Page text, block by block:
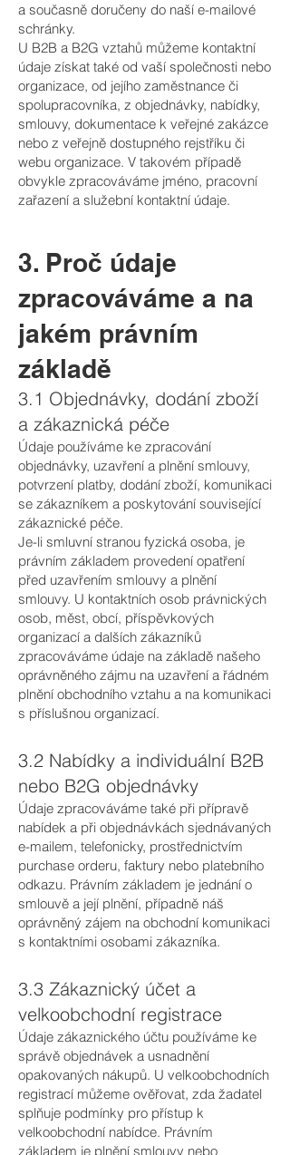
a současně doručeny do naší e-mailové
schránky.
U B2B a B2G vztahů můžeme kontaktní
údaje získat také od vaší společnosti nebo
organizace, od jejího zaměstnance či
spolupracovníka, z objednávky, nabídky,
smlouvy, dokumentace k veřejné zakázce
nebo z veřejně dostupného rejstříku či
webu organizace. V takovém případě
obvykle zpracováváme jméno, pracovní
zařazení a služební kontaktní údaje.
3. Proč údaje
zpracováváme a na
jakém právním
základě
3.1 Objednávky, dodání zboží
a zákaznická péče
Údaje používáme ke zpracování
objednávky, uzavření a plnění smlouvy,
potvrzení platby, dodání zboží, komunikaci
se zákazníkem a poskytování související
zákaznické péče.
Je-li smluvní stranou fyzická osoba, je
právním základem provedení opatření
před uzavřením smlouvy a plnění
smlouvy. U kontaktních osob právnických
osob, měst, obcí, příspěvkových
organizací a dalších zákazníků
zpracováváme údaje na základě našeho
oprávněného zájmu na uzavření a řádném
plnění obchodního vztahu a na komunikaci
s příslušnou organizací.
3.2 Nabídky a individuální B2B
nebo B2G objednávky
Údaje zpracováváme také při přípravě
nabídek a při objednávkách sjednávaných
e-mailem, telefonicky, prostřednictvím
purchase orderu, faktury nebo platebního
odkazu. Právním základem je jednání o
smlouvě a její plnění, případně náš
oprávněný zájem na obchodní komunikaci
s kontaktními osobami zákazníka.
3.3 Zákaznický účet a
velkoobchodní registrace
Údaje zákaznického účtu používáme ke
správě objednávek a usnadnění
opakovaných nákupů. U velkoobchodních
registrací můžeme ověřovat, zda žadatel
splňuje podmínky pro přístup k
velkoobchodní nabídce. Právním
základem je plnění smlouvy nebo